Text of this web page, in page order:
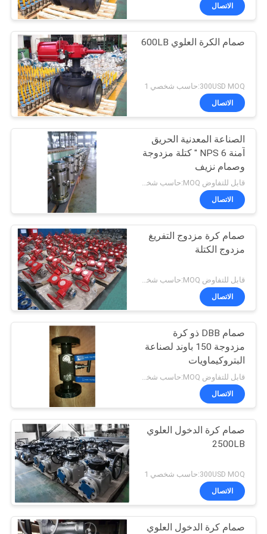
الجودة
اتصل
أخبار
اطلب
اقتباس
خريطة
الموقع
PRIVACY
POLICY
صمام الكرة مرتكز
الدوران
صمام الكرة العائمة
32
صمام الدخول الكروي
العلوي
21
الصمام المزدوج
14
الاتصال
صمام الكرة العلوي 600LB
300USD MOQ:حاسب شخصي 1
الاتصال
الصناعة المعدنية الحريق
آمنة NPS 6 " كتلة مزدوجة
وصمام نزيف
قابل للتفاوض MOQ:حاسب شخصي 1
الاتصال
صمام كرة مزدوج التفريغ
مزدوج الكتلة
قابل للتفاوض MOQ:حاسب شخصي 1
الاتصال
صمام DBB ذو كرة
مزدوجة 150 باوند لصناعة
البتروكيماويات
الاتصال
صمام كرة الدخول العلوي
2500LB
300USD MOQ:حاسب شخصي 1
الاتصال
صمام كرة الدخول العلوي